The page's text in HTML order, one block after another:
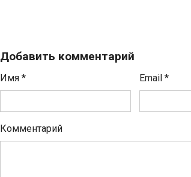
Добавить комментарий
Имя * Email*
Комментарий